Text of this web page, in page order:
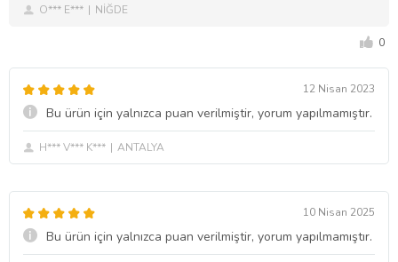
O*** E*** NİĞDE
0
12 Nisan 2023
Bu ürün için yalnızca puan verilmiştir, yorum yapılmamıştır.
H*** V*** K*** ANTALYA
10 Nisan 2025
Bu ürün için yalnızca puan verilmiştir, yorum yapılmamıştır.